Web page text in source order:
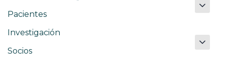
Pacientes
Investigación
Socios